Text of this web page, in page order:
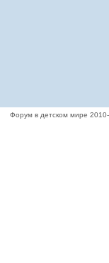
Форум в детском мире